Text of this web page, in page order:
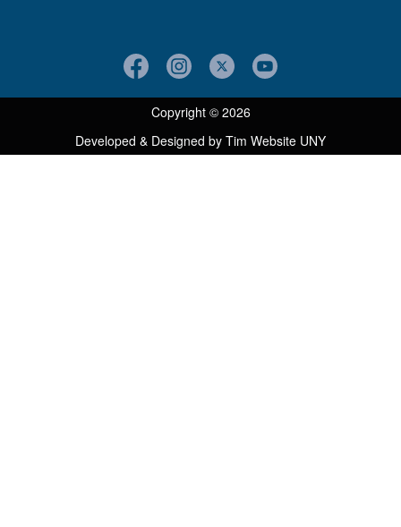
Copyright © 2026
Developed & Designed by Tim Website UNY